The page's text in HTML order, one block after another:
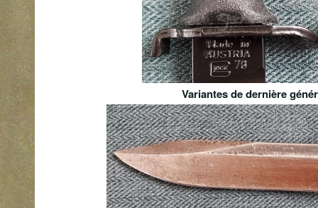
Variantes de dernière